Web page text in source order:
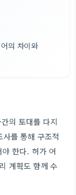
의 차이와
의 토대를 다지
를 통해 구조적
한다. 허가 여
계획도 함께 수